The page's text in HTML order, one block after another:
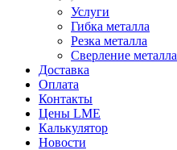
Услуги
Гибка металла
Резка металла
Сверление металла
Доставка
Оплата
Контакты
Цены LME
Калькулятор
Новости